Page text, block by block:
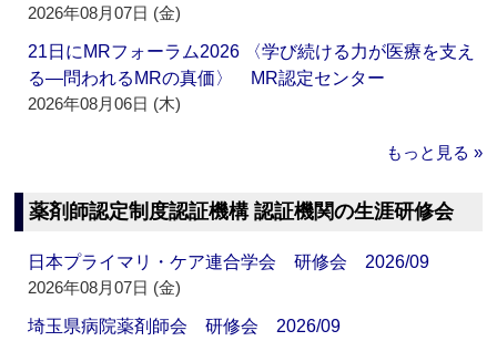
2026年08月07日 (金)
21日にMRフォーラム2026 〈学び続ける力が医療を支え
る―問われるMRの真価〉 MR認定センター
2026年08月06日 (木)
もっと見る »
薬剤師認定制度認証機構 認証機関の生涯研修会
日本プライマリ・ケア連合学会 研修会 2026/09
2026年08月07日 (金)
埼玉県病院薬剤師会 研修会 2026/09